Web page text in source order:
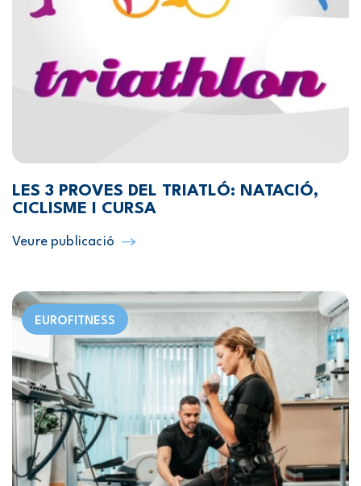
LES 3 PROVES DEL TRIATLÓ: NATACIÓ,
CICLISME I CURSA
Veure publicació
EUROFITNESS